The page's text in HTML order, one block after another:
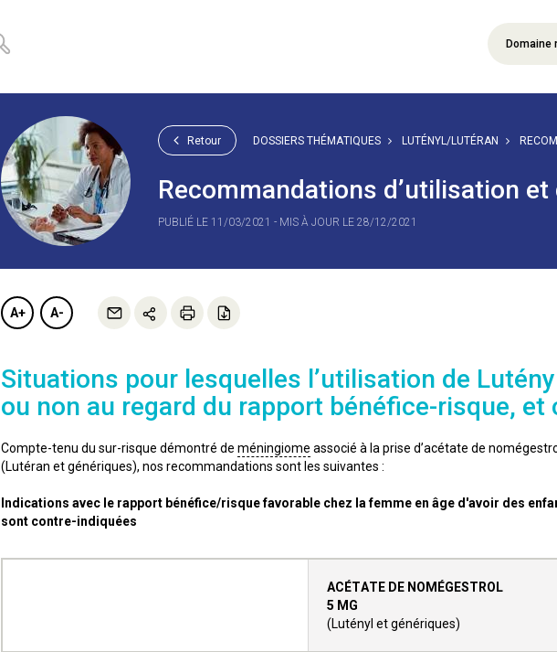
Retour DOSSIERS THÉMATIQUES LUTÉNYL/LUTÉRAN
Recommandations d’utilisation
PUBLIÉ LE 11/03/2021 - MIS À JOUR LE 28/12/2021
A+ A-
Situations pour lesquelles l’utilisation de
ou non au regard du rapport bénéfice-risque, et
Compte-tenu du sur-risque démontré de méningiome associé à la prise d’acétate de
(Lutéran et génériques), nos recommandations sont les suivantes :
Indications avec le rapport bénéfice/risque favorable chez la femme en âge d'avoir des
sont contre-indiquées
ACÉTATE DE NOMÉGESTROL
5 MG
(Lutényl et génériques)